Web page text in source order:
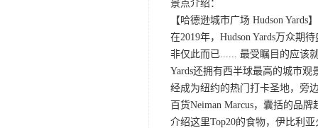
景点介绍：
【哈德逊城市广场 Hudson Yards】
在2019年，Hudson Yards万众期
非仅此而已...... 最受瞩目的应该
Yards还拥有西半球最高的城市观
经成为纽约的热门打卡圣地，旁
百货Neiman Marcus，囊括的品
介绍这里Top20的食物，伊比利